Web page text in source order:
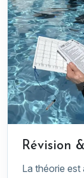
Révision
La théorie est